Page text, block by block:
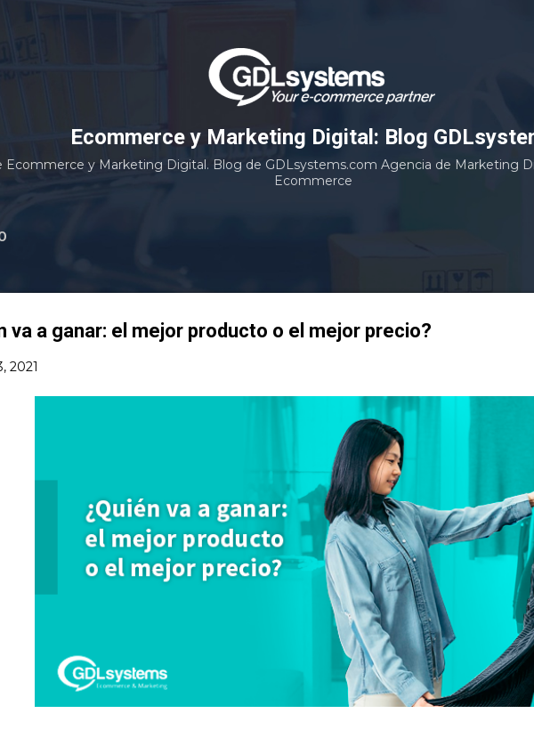
Ecommerce y Marketing Digital: Blog
Ecommerce y Marketing Digital. Blog de GDLsystems.com Agencia de Marketing
Ecommerce
va a ganar: el mejor producto o el mejor precio?
2021